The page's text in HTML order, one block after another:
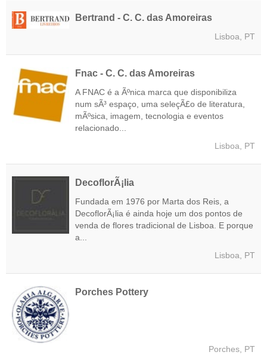
Bertrand - C. C. das Amoreiras
Lisboa, PT
Fnac - C. C. das Amoreiras
A FNAC é a Ãºnica marca que disponibiliza
num sÃ³ espaço, uma seleçÃ£o de literatura,
mÃºsica, imagem, tecnologia e eventos
relacionado...
Lisboa, PT
DecoflorÃ¡lia
Fundada em 1976 por Marta dos Reis, a
DecoflorÃ¡lia é ainda hoje um dos pontos de
venda de flores tradicional de Lisboa. E porque
a...
Lisboa, PT
Porches Pottery
Porches, PT